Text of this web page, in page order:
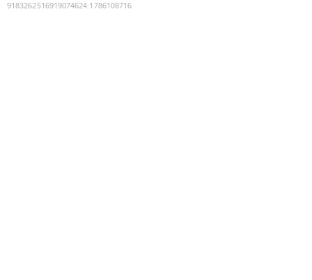
9183262516919074624:1786108716